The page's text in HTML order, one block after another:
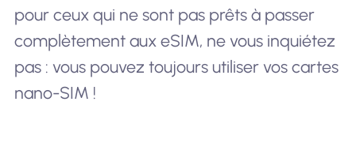
pour ceux qui ne sont pas prêts à passer
complètement aux eSIM, ne vous inquiétez
pas : vous pouvez toujours utiliser vos cartes
nano-SIM !